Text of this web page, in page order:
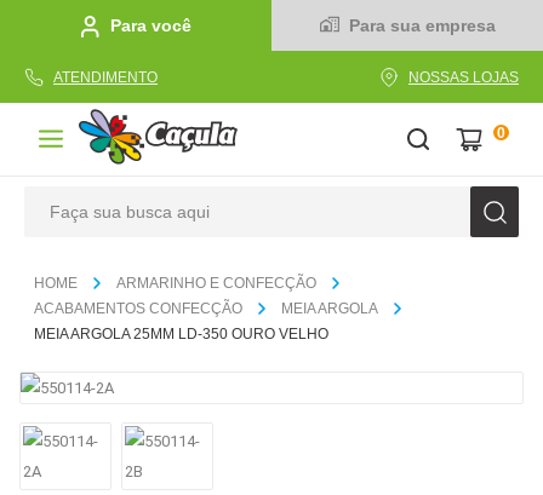
Para você Para sua empresa
ATENDIMENTO NOSSAS LOJAS
0
ARMARINHO E CONFECÇÃO
ACABAMENTOS CONFECÇÃO
MEIA ARGOLA
MEIA ARGOLA 25MM LD-350 OURO VELHO
1º caderno
3º caneta
4º tecido
5